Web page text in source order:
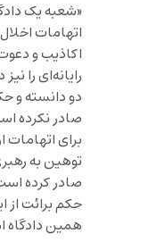
«شعبه یک
اتهامات
اکاذیب و
رایانه‌ای را
دو دانسته و
صادر نکرده
برای اتهامات
توهین به
صادر کرده
حکم برائت از
همین دادگاه